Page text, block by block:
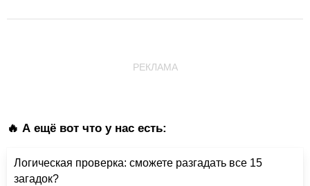
РЕКЛАМА
🔥 А ещё вот что у нас есть:
Логическая проверка: сможете разгадать все 15
загадок?